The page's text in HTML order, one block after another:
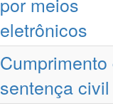
eletrônicos
Cumprimento
sentença civil